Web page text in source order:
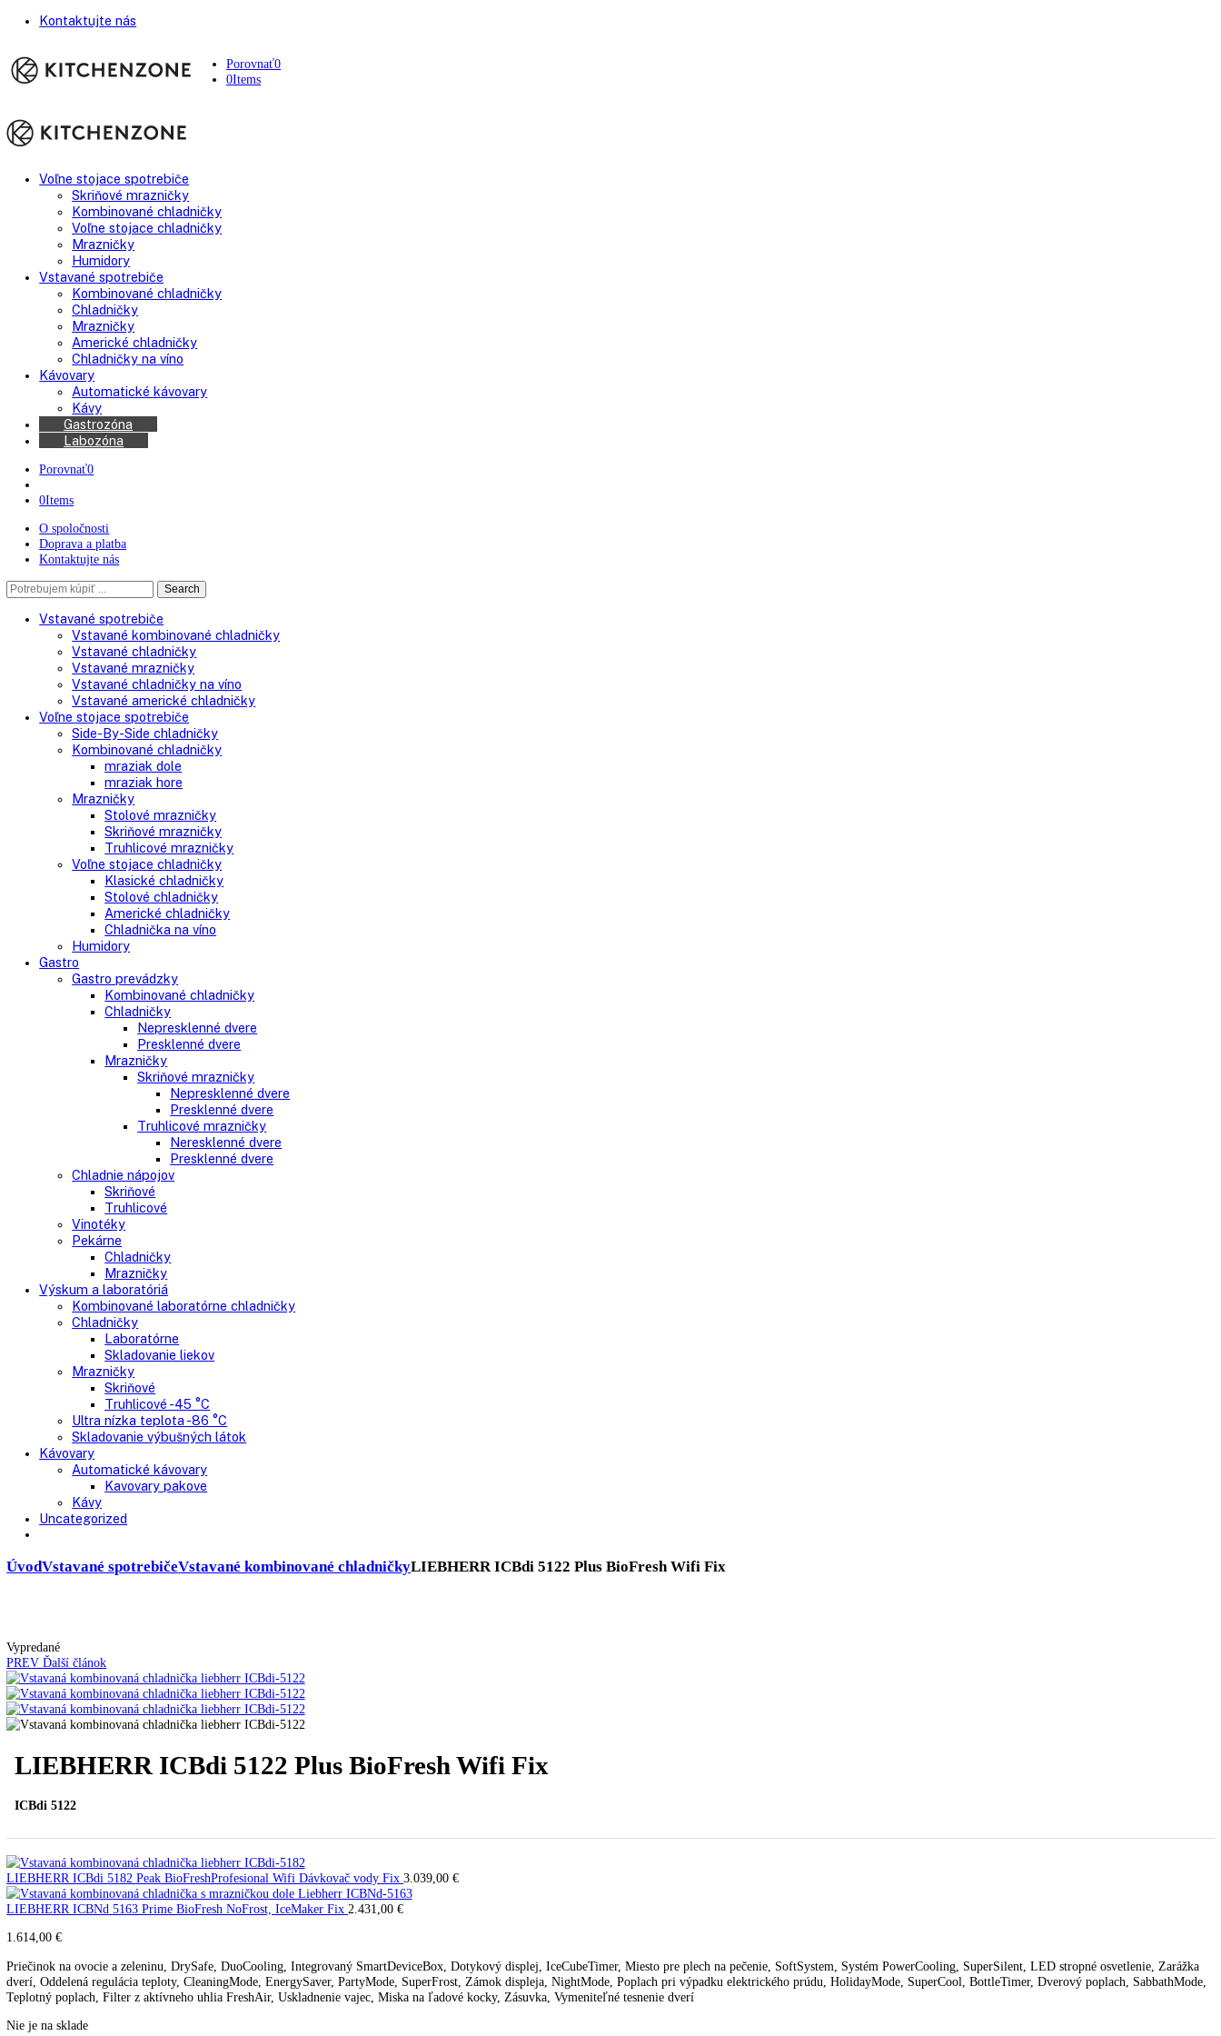
Kontaktujte nás
Porovnať
0Items
Voľne stojace spotrebiče
Skriňové mrazničky
Kombinované chladničky
Voľne stojace chladničky
Mrazničky
Humidory
Vstavané spotrebiče
Kombinované chladničky
Chladničky
Mrazničky
Americké chladničky
Chladničky na víno
Kávovary
Automatické kávovary
Kávy
Gastrozóna
Porovnať 0
0Items
O spoločnosti
Kontaktujte nás
Search
Vstavané spotrebiče
Vstavané kombinované chladničky
Vstavané chladničky
Vstavané mrazničky
Vstavané chladničky na víno
Vstavané americké chladničky
Voľne stojace spotrebiče
Side-By-Side chladničky
Kombinované chladničky
mraziak dole
mraziak hore
Mrazničky
Stolové mrazničky
Skriňové mrazničky
Truhlicové mrazničky
Klasické chladničky
Stolové chladničky
Americké chladničky
Chladnička na víno
Humidory
Gastro prevádzky
Kombinované chladničky
Chladničky
Nepresklenné dvere
Presklenné dvere
Mrazničky
Skriňové mrazničky
Truhlicové mrazničky
Chladnie nápojov
Skriňové
Truhlicové
Vinotéky
Pekárne
Chladničky
Mrazničky
Výskum a laboratóriá
Kombinované laboratórne chladničky
Chladničky
Laboratórne
Mrazničky
Truhlicové -45 °C
Ultra nízka teplota -86 °C
Kávy
Uncategorized
LIEBHERR ICBdi 5122 Plus BioFresh Wifi Fix
ICBdi 5122